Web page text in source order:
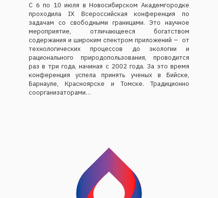
С 6 по 10 июля в Новосибирском Академгородке
проходила IX Всероссийская конференция по
задачам со свободными границами. Это научное
мероприятие, отличающееся богатством
содержания и широким спектром приложений – от
технологических процессов до экологии и
рационального природопользования, проводится
раз в три года, начиная с 2002 года. За это время
конференция успела принять ученых в Бийске,
Барнауле, Красноярске и Томске. Традиционно
соорганизаторами…